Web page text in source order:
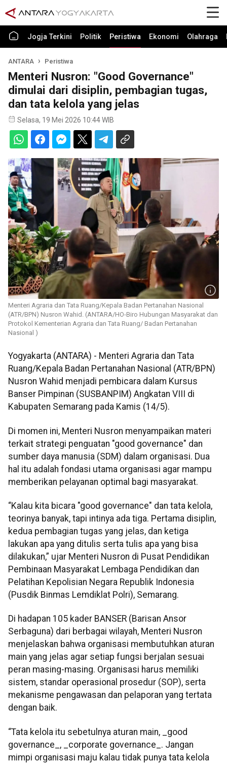
Jogja Terkini Politik Peristiwa Ekonomi Olahraga
ANTARA Peristiwa
Menteri Nusron: "Good Governance"
dimulai dari disiplin, pembagian tugas,
dan tata kelola yang jelas
Selasa, 19 Mei 2026 10:44 WIB
Menteri Agraria dan Tata Ruang/Kepala Badan Pertanahan Nasional
(ATR/BPN) Nusron Wahid. (ANTARA/HO-Biro Hubungan Masyarakat dan
Protokol Kementerian Agraria dan Tata Ruang/ Badan Pertanahan
Nasional )
Yogyakarta (ANTARA) - Menteri Agraria dan Tata
Ruang/Kepala Badan Pertanahan Nasional (ATR/BPN)
Nusron Wahid menjadi pembicara dalam Kursus
Banser Pimpinan (SUSBANPIM) Angkatan VIII di
Kabupaten Semarang pada Kamis (14/5).
Di momen ini, Menteri Nusron menyampaikan materi
terkait strategi penguatan "good governance" dan
sumber daya manusia (SDM) dalam organisasi. Dua
hal itu adalah fondasi utama organisasi agar mampu
memberikan pelayanan optimal bagi masyarakat.
“Kalau kita bicara "good governance" dan tata kelola,
teorinya banyak, tapi intinya ada tiga. Pertama disiplin,
kedua pembagian tugas yang jelas, dan ketiga
lakukan apa yang ditulis serta tulis apa yang bisa
dilakukan,” ujar Menteri Nusron di Pusat Pendidikan
Pembinaan Masyarakat Lembaga Pendidikan dan
Pelatihan Kepolisian Negara Republik Indonesia
(Pusdik Binmas Lemdiklat Polri), Semarang.
Di hadapan 105 kader BANSER (Barisan Ansor
Serbaguna) dari berbagai wilayah, Menteri Nusron
menjelaskan bahwa organisasi membutuhkan aturan
main yang jelas agar setiap fungsi berjalan sesuai
peran masing-masing. Organisasi harus memiliki
sistem, standar operasional prosedur (SOP), serta
mekanisme pengawasan dan pelaporan yang tertata
dengan baik.
“Tata kelola itu sebetulnya aturan main, _good
governance_, _corporate governance_. Jangan
mimpi organisasi maju kalau tidak punya tata kelola